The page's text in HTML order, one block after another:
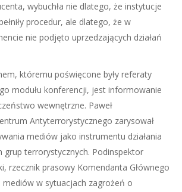
wybuchła nie dlatego, że instytucje
procedur, ale dlatego, że w
nie podjęto uprzedzających działań
któremu poświęcone były referaty
modułu konferencji, jest informowanie
wewnętrzne. Paweł
Antyterrorystycznego zarysował
mediów jako instrumentu działania
grup terrorystycznych. Podinspektor
rzecznik prasowy Komendanta Głównego
mediów w sytuacjach zagrożeń o